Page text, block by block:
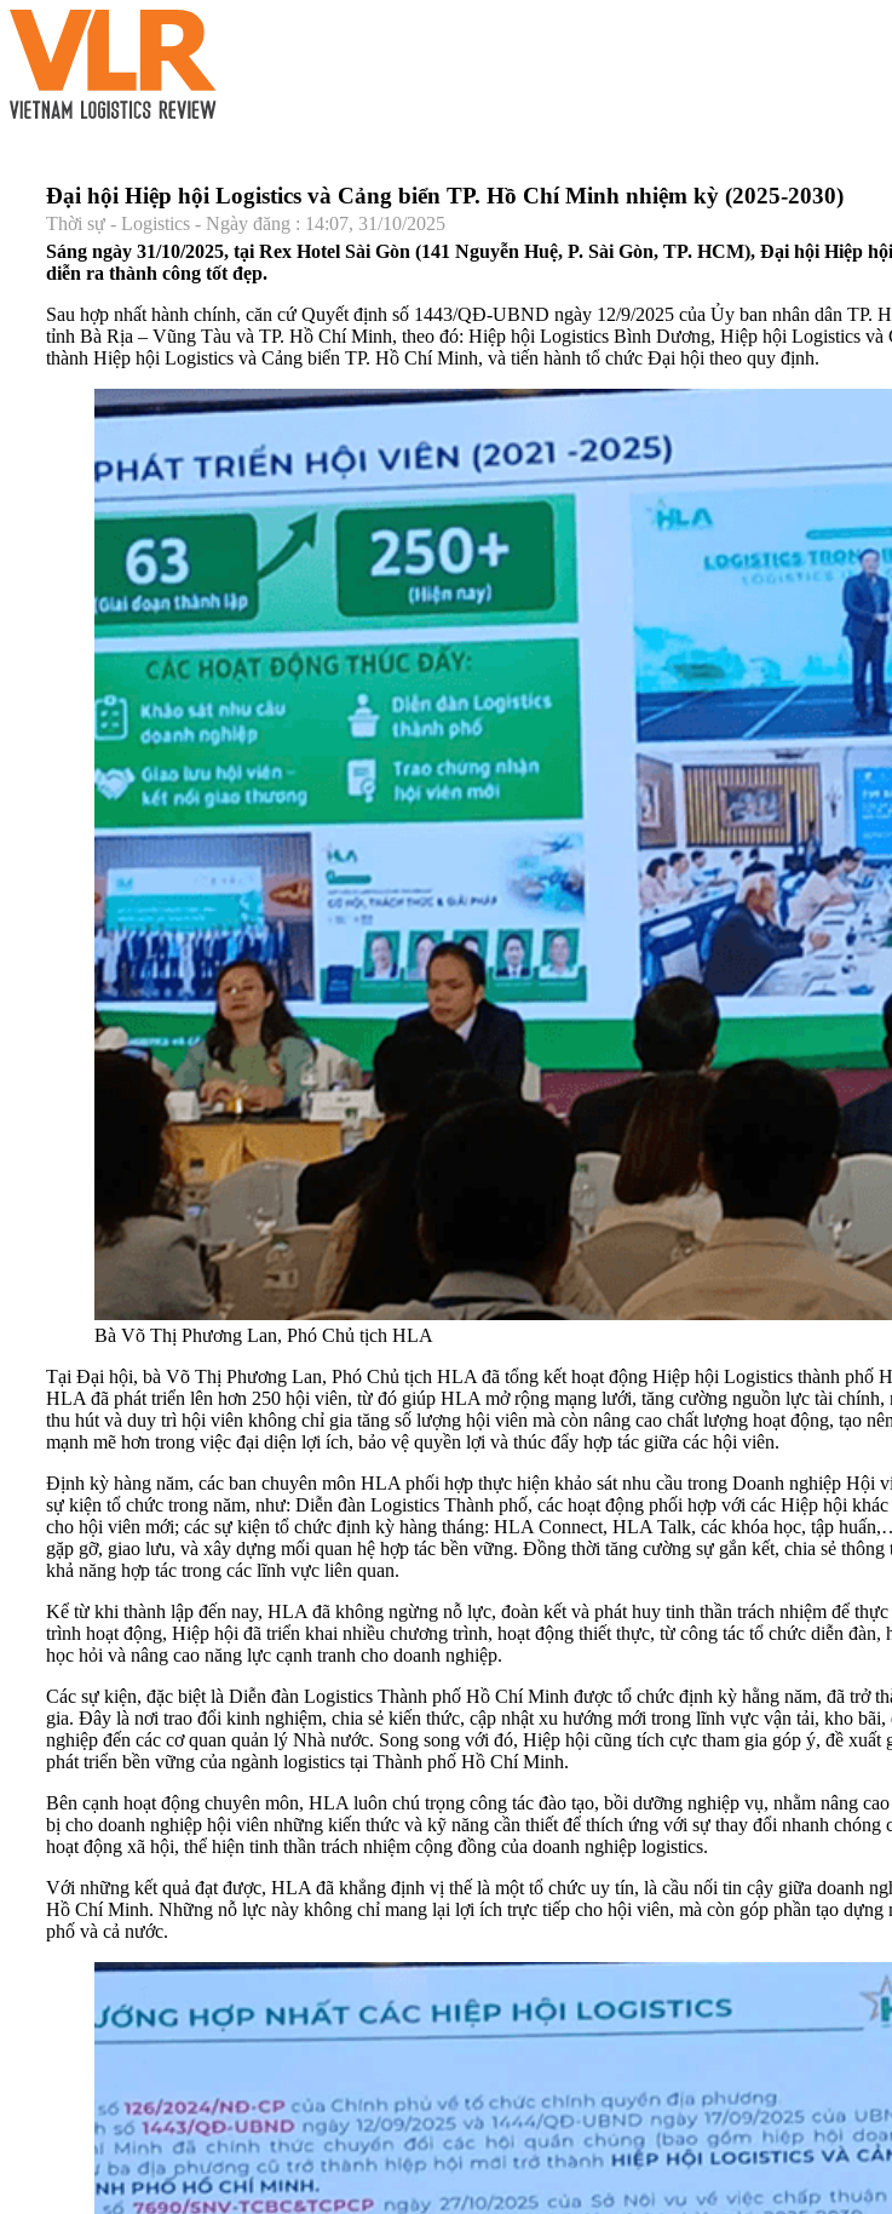
Đại hội Hiệp hội Logistics và Cảng biển TP. Hồ Chí Minh nhiệm kỳ (2025-2030)
Thời sự - Logistics - Ngày đăng : 14:07, 31/10/2025
Sáng ngày 31/10/2025, tại Rex Hotel Sài Gòn (141 Nguyễn Huệ, P. Sài Gòn, TP. HCM), Đại hội Hiệp
diễn ra thành công tốt đẹp.
Sau hợp nhất hành chính, căn cứ Quyết định số 1443/QĐ-UBND ngày 12/9/2025 của Ủy ban nhân dân
tỉnh Bà Rịa – Vũng Tàu và TP. Hồ Chí Minh, theo đó: Hiệp hội Logistics Bình Dương, Hiệp hội Logistics
thành Hiệp hội Logistics và Cảng biển TP. Hồ Chí Minh, và tiến hành tổ chức Đại hội theo quy định.
Bà Võ Thị Phương Lan, Phó Chủ tịch HLA
Tại Đại hội, bà Võ Thị Phương Lan, Phó Chủ tịch HLA đã tổng kết hoạt động Hiệp hội Logistics thành
HLA đã phát triển lên hơn 250 hội viên, từ đó giúp HLA mở rộng mạng lưới, tăng cường nguồn lực tài
thu hút và duy trì hội viên không chỉ gia tăng số lượng hội viên mà còn nâng cao chất lượng hoạt động, tạo
mạnh mẽ hơn trong việc đại diện lợi ích, bảo vệ quyền lợi và thúc đẩy hợp tác giữa các hội viên.
Định kỳ hàng năm, các ban chuyên môn HLA phối hợp thực hiện khảo sát nhu cầu trong Doanh nghiệp Hội
sự kiện tổ chức trong năm, như: Diễn đàn Logistics Thành phố, các hoạt động phối hợp với các Hiệp hội
cho hội viên mới; các sự kiện tổ chức định kỳ hàng tháng: HLA Connect, HLA Talk, các khóa học, tập
gặp gỡ, giao lưu, và xây dựng mối quan hệ hợp tác bền vững. Đồng thời tăng cường sự gắn kết, chia sẻ
khả năng hợp tác trong các lĩnh vực liên quan.
Kể từ khi thành lập đến nay, HLA đã không ngừng nỗ lực, đoàn kết và phát huy tinh thần trách nhiệm để
trình hoạt động, Hiệp hội đã triển khai nhiều chương trình, hoạt động thiết thực, từ công tác tổ chức diễn
học hỏi và nâng cao năng lực cạnh tranh cho doanh nghiệp.
Các sự kiện, đặc biệt là Diễn đàn Logistics Thành phố Hồ Chí Minh được tổ chức định kỳ hằng năm, đã trở
gia. Đây là nơi trao đổi kinh nghiệm, chia sẻ kiến thức, cập nhật xu hướng mới trong lĩnh vực vận tải, kho
nghiệp đến các cơ quan quản lý Nhà nước. Song song với đó, Hiệp hội cũng tích cực tham gia góp ý, đề
phát triển bền vững của ngành logistics tại Thành phố Hồ Chí Minh.
Bên cạnh hoạt động chuyên môn, HLA luôn chú trọng công tác đào tạo, bồi dưỡng nghiệp vụ, nhằm nâng
bị cho doanh nghiệp hội viên những kiến thức và kỹ năng cần thiết để thích ứng với sự thay đổi nhanh
hoạt động xã hội, thể hiện tinh thần trách nhiệm cộng đồng của doanh nghiệp logistics.
Với những kết quả đạt được, HLA đã khẳng định vị thế là một tổ chức uy tín, là cầu nối tin cậy giữa doanh
Hồ Chí Minh. Những nỗ lực này không chỉ mang lại lợi ích trực tiếp cho hội viên, mà còn góp phần tạo
phố và cả nước.